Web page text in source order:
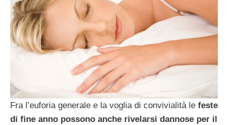
Fra l’euforia generale e la voglia di convivialità le feste
di fine anno possono anche rivelarsi dannose per il